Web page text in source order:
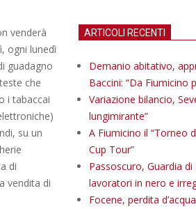
venderà
ogni lunedì
guadagno
che
i tabaccai
su un
di
vendita di
ARTICOLI RECENTI
Demanio abitativo,
Baccini: “Da Fiumicino
Variazione bilancio,
lungimirante”
A Fiumicino il “Torneo
Cup Tour”
Passoscuro, Guardia
lavoratori in nero e
Focene, perdita